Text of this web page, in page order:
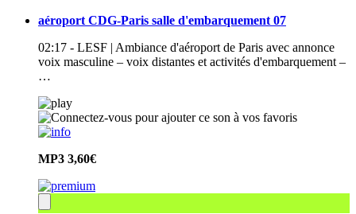
aéroport CDG-Paris salle d'embarquement 07
02:17 - LESF | Ambiance d'aéroport de Paris avec annonce
voix masculine – voix distantes et activités d'embarquement –
…
MP3 3,60€